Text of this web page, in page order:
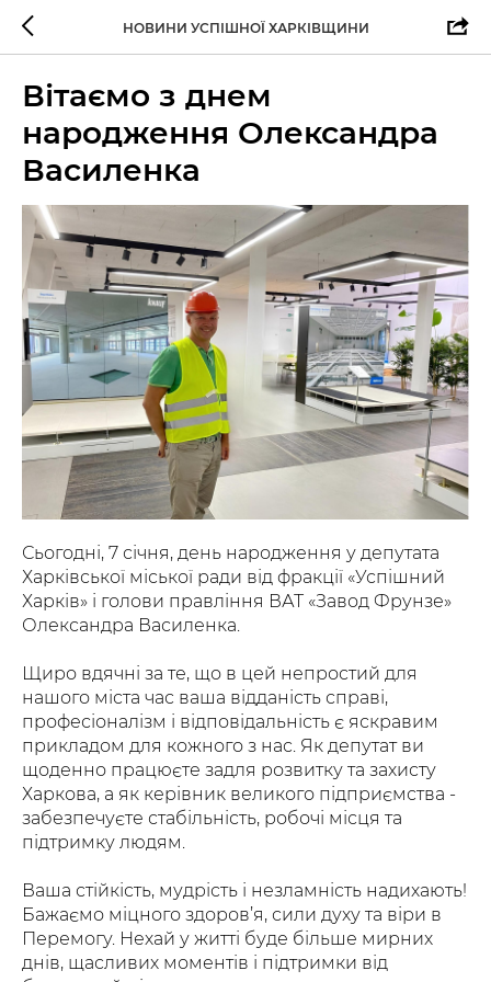
НОВИНИ УСПІШНОЇ ХАРКІВЩИНИ
Вітаємо з днем
народження Олександра
Василенка
Сьогодні, 7 січня, день народження у депутата
Харківської міської ради від фракції «Успішний
Харків» і голови правління ВАТ «Завод Фрунзе»
Олександра Василенка.
Щиро вдячні за те, що в цей непростий для
нашого міста час ваша відданість справі,
професіоналізм і відповідальність є яскравим
прикладом для кожного з нас. Як депутат ви
щоденно працюєте задля розвитку та захисту
Харкова, а як керівник великого підприємства -
забезпечуєте стабільність, робочі місця та
підтримку людям.
Ваша стійкість, мудрість і незламність надихають!
Бажаємо міцного здоров’я, сили духу та віри в
Перемогу. Нехай у житті буде більше мирних
днів, щасливих моментів і підтримки від